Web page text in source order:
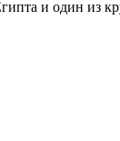
и один из